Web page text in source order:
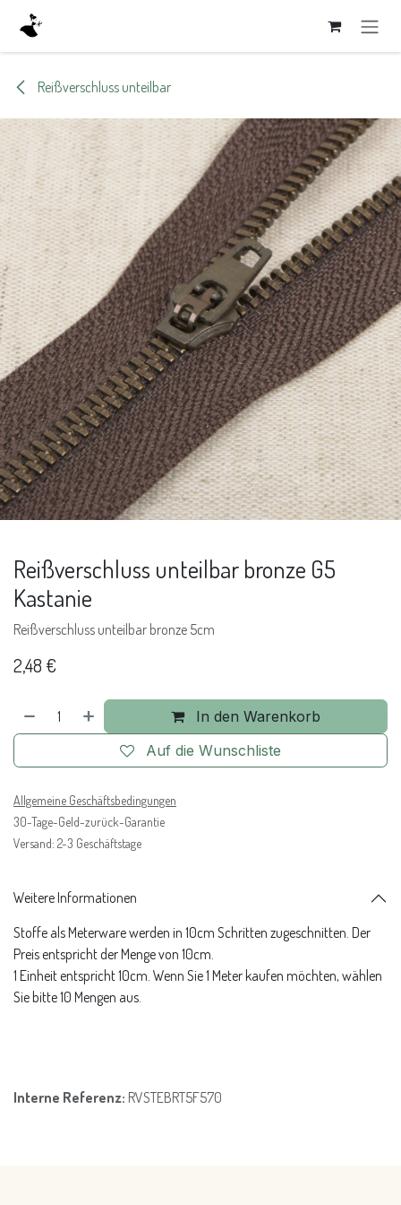
Zum Inhalt springen
Reißverschluss unteilbar
Reißverschluss unteilbar bronze G5
Kastanie
Reißverschluss unteilbar bronze 5cm
2,48 €
In den Warenkorb
Auf die Wunschliste
Allgemeine Geschäftsbedingungen
30-Tage-Geld-zurück-Garantie
Versand: 2-3 Geschäftstage
Weitere Informationen
Stoffe als Meterware werden in 10cm Schritten zugeschnitten. Der
Preis entspricht der Menge von 10cm.
1 Einheit entspricht 10cm. Wenn Sie 1 Meter kaufen möchten, wählen
Sie bitte 10 Mengen aus.
Interne Referenz: RVSTEBRT5F570